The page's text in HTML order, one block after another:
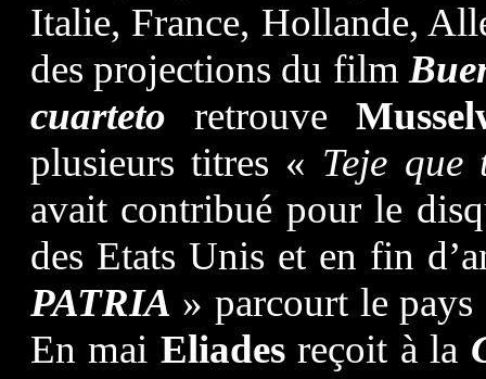
Italie, France, Hollande,
des projections du film
cuarteto retrouve
plusieurs titres « Teje que
avait contribué pour le
des Etats Unis et en fin
PATRIA » parcourt le
En mai Eliadesreçoit à la